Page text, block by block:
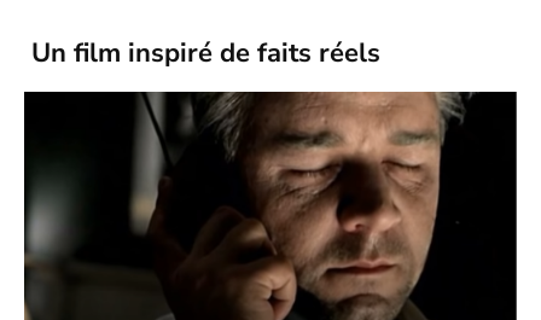
Un film inspiré de faits réels